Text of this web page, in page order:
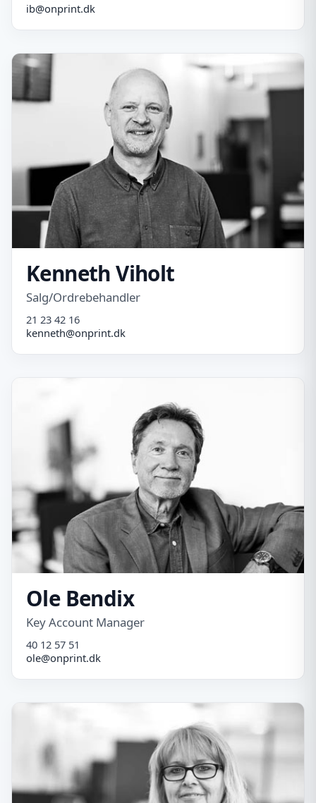
ib@onprint.dk
Kenneth Viholt
Salg/Ordrebehandler
21 23 42 16
kenneth@onprint.dk
Ole Bendix
Key Account Manager
40 12 57 51
ole@onprint.dk